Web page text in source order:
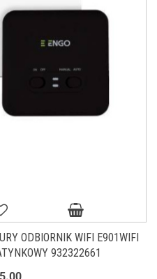
ODBIORNIK WIFI E901WIFI
932322661